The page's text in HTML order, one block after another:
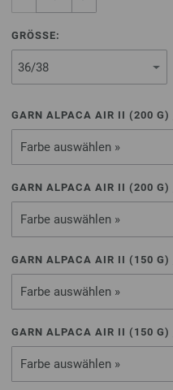
GRÖSSE:
GARN ALPACA AIR II (200 G)
Farbe auswählen »
GARN ALPACA AIR II (200 G)
Farbe auswählen »
GARN ALPACA AIR II ( 150 G)
Farbe auswählen »
GARN ALPACA AIR II ( 150 G)
Farbe auswählen »